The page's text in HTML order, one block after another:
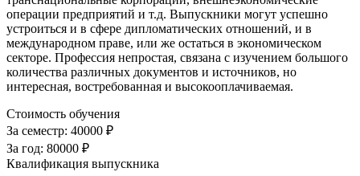
операции предприятий и т.д. Выпускники могут успешно
устроиться и в сфере дипломатических отношений, и в
международном праве, или же остаться в экономическом
секторе. Профессия непростая, связана с изучением большого
количества различных документов и источников, но
интересная, востребованная и высокооплачиваемая.
Стоимость обучения
За семестр: 40000 ₽
За год: 80000 ₽
Квалификация выпускника